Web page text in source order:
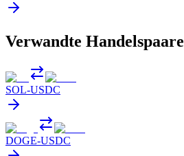
Verwandte Handelspaare
SOL-USDC
DOGE-USDC